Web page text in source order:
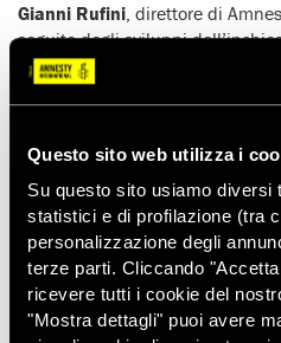
Questo sito web utilizza i
Su questo sito usiamo diversi
statistici e di profilazione (tra
personalizzazione degli
terze parti. Cliccando
ricevere tutti i cookie del
"Mostra dettagli" puoi avere
Gianni Rufini, direttore di
seguito degli sviluppi
hanno determinato gli arresti
comune calabrese.
riconosciuto e ammirato a
Rufini.
Appare del tutto fuori luogo la
tifosi, istituzionali e non, della
solidarietà e dell’accoglienza,
a eliminare un ‘nemico’ per via
momento in cui, a prescindere